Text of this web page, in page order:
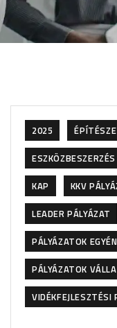
2025
ESZKÖZBESZERZÉS
KAP
KKV
LEADER PÁLYÁZAT
PÁLYÁZATOK
PÁLYÁZATOK
VIDÉKFEJLESZTÉSI